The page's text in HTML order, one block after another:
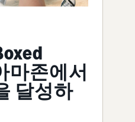
마존에서
달성하